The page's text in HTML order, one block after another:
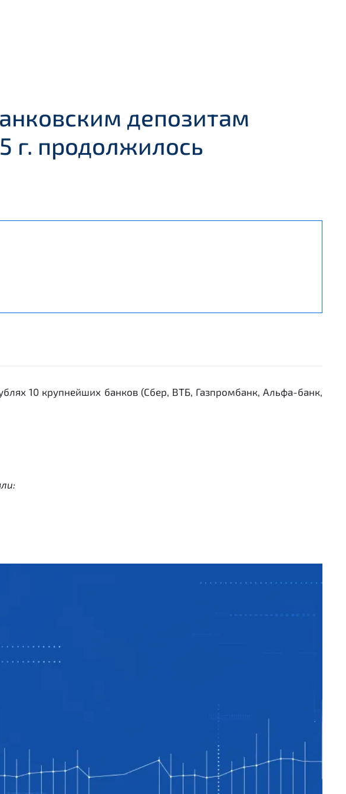
депозитам
г. продолжилось
10 крупнейших банков (Сбер, ВТБ, Газпромбанк, Альфа-банк,